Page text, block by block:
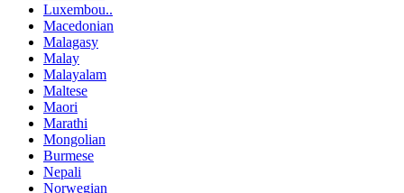
Luxembou..
Macedonian
Malagasy
Malay
Malayalam
Maltese
Maori
Marathi
Mongolian
Burmese
Nepali
Norwegian